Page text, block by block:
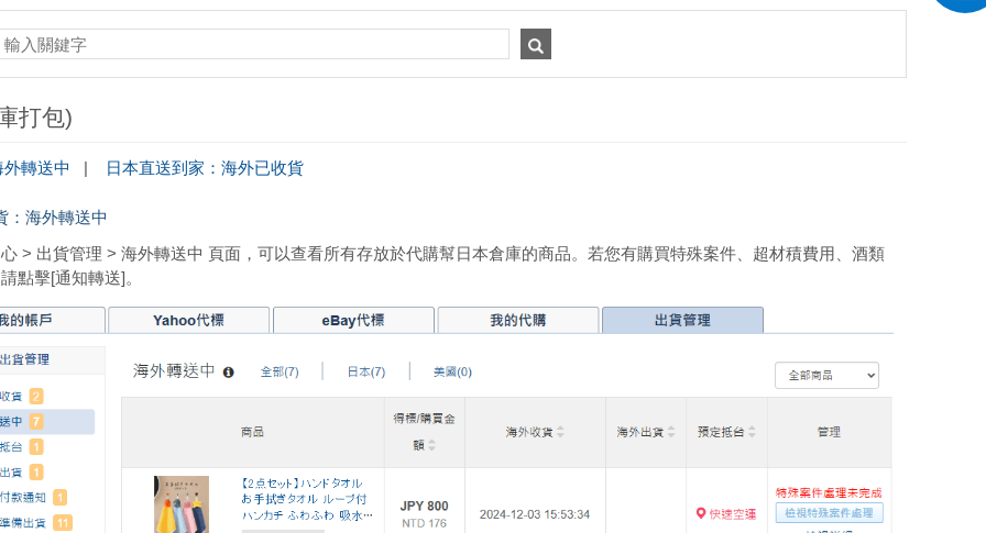
打包)
轉送中 | 日本直送到家：海外已收貨
：海外轉送中
> 出貨管理 > 海外轉送中 頁面，可以查看所有存放於代購幫日本倉庫的商品。若您有購買特殊案件、超材積費用、酒類
點擊[通知轉送]。